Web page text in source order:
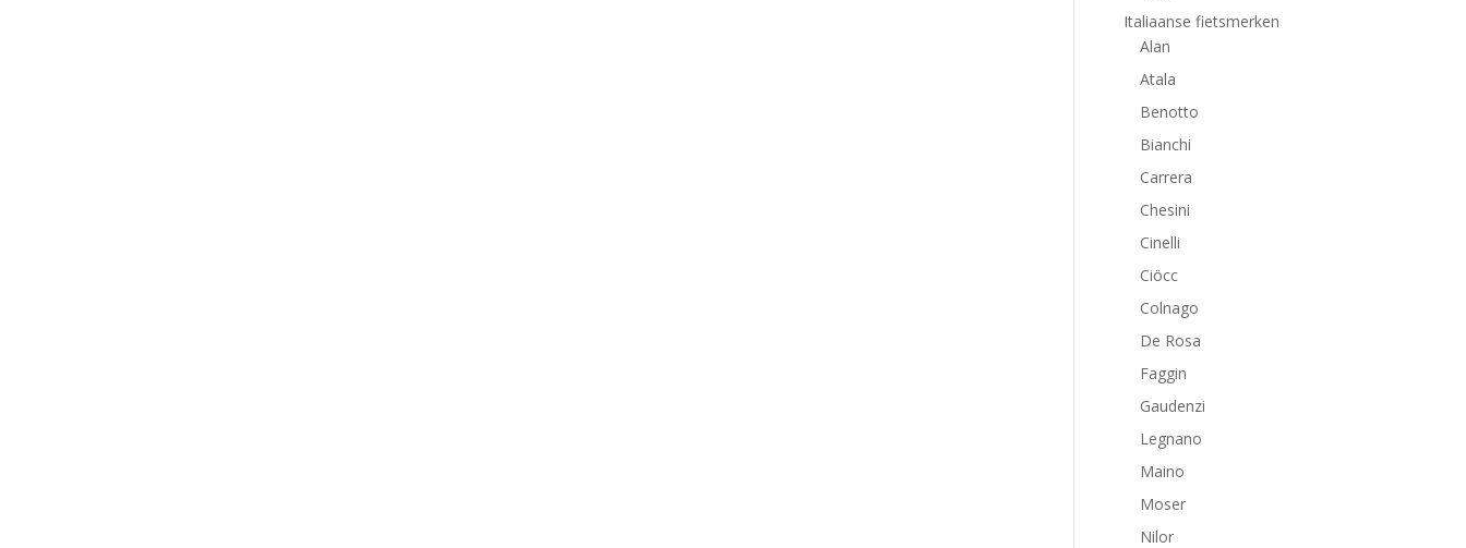
Italiaanse fietsmerken
Alan
Atala
Benotto
Bianchi
Carrera
Chesini
Cinelli
Ciöcc
Colnago
De Rosa
Faggin
Gaudenzi
Legnano
Maino
Moser
Nilor